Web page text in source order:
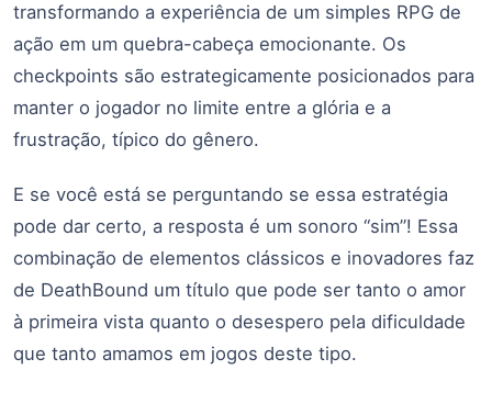
transformando a experiência de um simples RPG de
ação em um quebra-cabeça emocionante. Os
checkpoints são estrategicamente posicionados para
manter o jogador no limite entre a glória e a
frustração, típico do gênero.
E se você está se perguntando se essa estratégia
pode dar certo, a resposta é um sonoro “sim”! Essa
combinação de elementos clássicos e inovadores faz
de DeathBound um título que pode ser tanto o amor
à primeira vista quanto o desespero pela dificuldade
que tanto amamos em jogos deste tipo.